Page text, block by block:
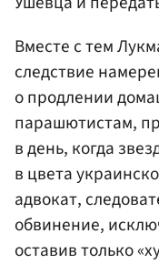
Вместе с тем
следствие
о продлении
парашютистам,
в день, когда
в цвета
адвокат,
обвинение,
оставив только